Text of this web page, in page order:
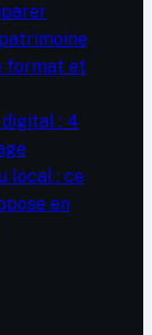
format et
: 4
local : ce
en